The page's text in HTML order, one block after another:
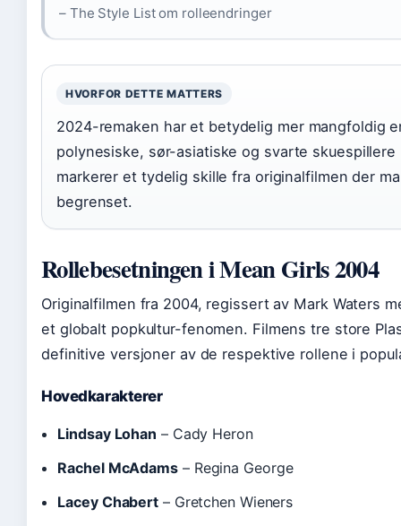
– The Style List om rolleendringer
HVORFOR DETTE MATTERS
2024-remaken har et betydelig mer mangfoldig
polynesiske, sør-asiatiske og svarte
markerer et tydelig skille fra originalfilmen der
begrenset.
Rollebesetningen i Mean Girls 2004
Originalfilmen fra 2004, regissert av Mark Waters
et globalt popkultur-fenomen. Filmens tre store
definitive versjoner av de respektive rollene i
Hovedkarakterer
Lindsay Lohan – Cady Heron
Rachel McAdams – Regina George
Lacey Chabert – Gretchen Wieners